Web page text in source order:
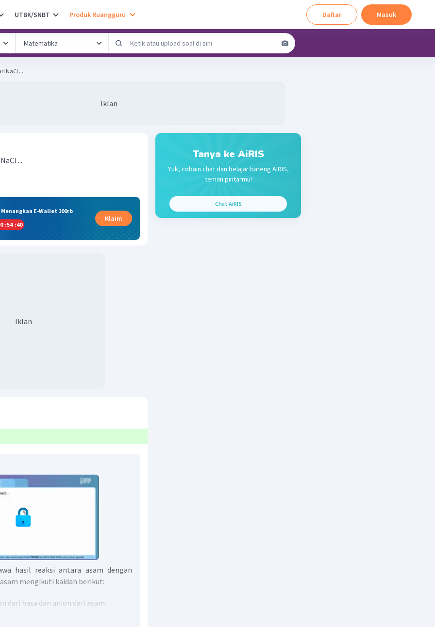
UTBK/SNBT Produk Ruangguru Daftar Masuk
NaCl ...
Iklan
...
E-Wallet 100rb
:54 :40
Klaim
Iklan
hasil reaksi antara asam dengan
mengikuti kaidah berikut:
dari basa dan anion dari asam.
Tanya ke AiRIS
Yuk, cobain chat dan belajar bareng AiRIS,
teman pintarmu!
Chat AiRIS